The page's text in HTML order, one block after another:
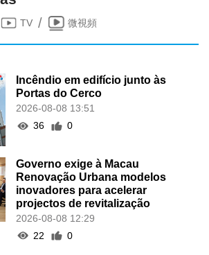
TV / 微視頻
Incêndio em edifício junto às
Portas do Cerco
2026-08-08 13:51
36
0
Governo exige à Macau
Renovação Urbana modelos
inovadores para acelerar
projectos de revitalização
2026-08-08 12:29
22
0